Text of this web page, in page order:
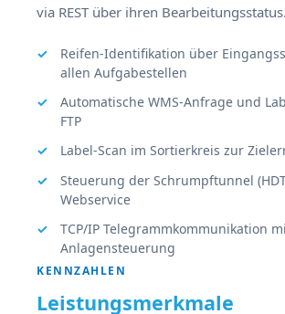
via REST über ihren Bearbeitungsstatus.
Reifen-Identifikation über
allen Aufgabestellen
Automatische WMS-Anfrage und
FTP
Label-Scan im Sortierkreis zur
Steuerung der Schrumpftunnel
Webservice
TCP/IP Telegrammkommunikation
Anlagensteuerung
KENNZAHLEN
Leistungsmerkmale